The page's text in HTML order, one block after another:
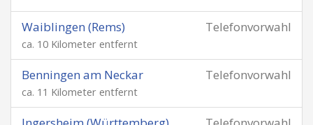
Telefonvorwahl
Waiblingen (Rems)
ca. 10 Kilometer entfernt
Telefonvorwahl
Benningen am Neckar
ca. 11 Kilometer entfernt